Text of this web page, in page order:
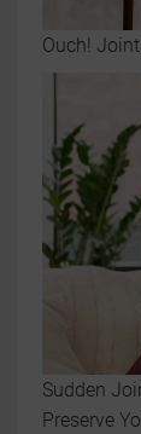
Ouch!
Sudden
Preserve